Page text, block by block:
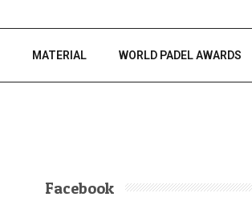
MATERIAL WORLD PADEL AWARDS
Facebook